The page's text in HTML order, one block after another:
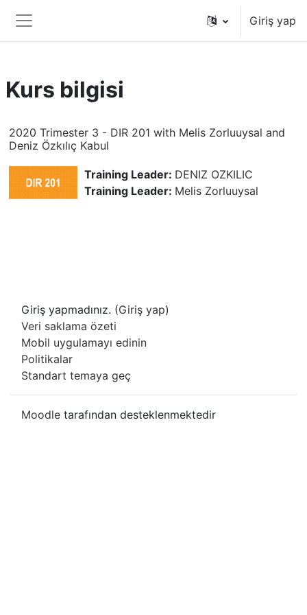
Yan panel
Giriş yap
Kurs bilgisi
2020 Trimester 3 - DIR 201 with Melis Zorluuysal and
Deniz Özkılıç Kabul
Training Leader: DENIZ OZKILIC
Training Leader: Melis Zorluuysal
Giriş yapmadınız. (Giriş yap)
Veri saklama özeti
Mobil uygulamayı edinin
Politikalar
Standart temaya geç
Moodle tarafından desteklenmektedir